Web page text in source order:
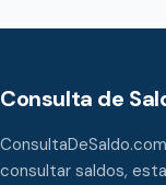
Consulta de
consultar saldos,